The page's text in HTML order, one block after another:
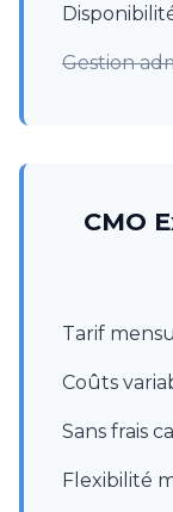
Gestion
CMO
Tarif
Coûts
Sans frais
Flexibilité